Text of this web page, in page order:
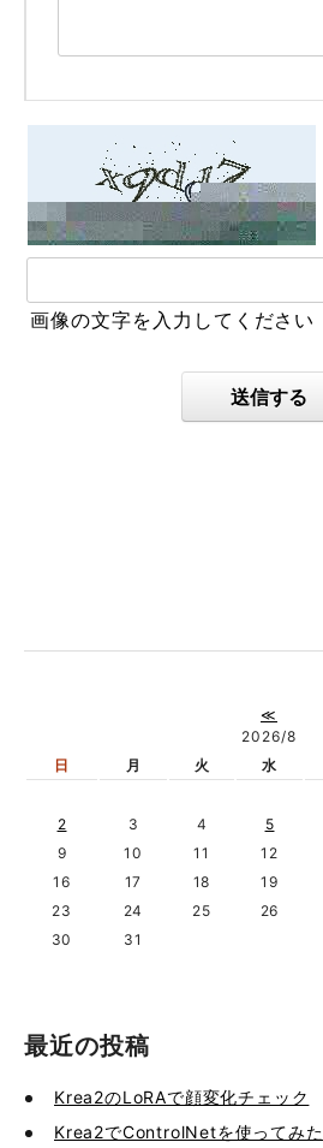
画像の文字を入力してください
送信する
≪
2026/8
日
月 火 水
2
3 4 5
9
10 11 12
16
17 18 19
23
24 25 26
30
31
最近の投稿
Krea2のLoRAで顔変化チェック
Krea2でControlNetを使ってみた